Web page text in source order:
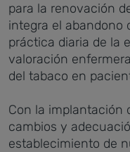
para la renovación
integra el abandono
práctica diaria de la
valoración
del tabaco en
Con la implantación
cambios y
establecimiento de